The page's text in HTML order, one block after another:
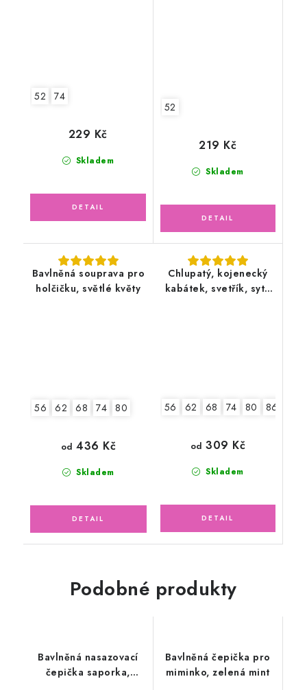
52 74
Skladem
229 Kč
52
Skladem
219 Kč
Bavlněná souprava pro
holčičku, světlé květy
56 62 68 74 80
Skladem
od 436 Kč
Chlupatý, kojenecký
kabátek, svetřík, sytě
56 62 68 74 80 86
Skladem
od 309 Kč
Podobné produkty
Bavlněná nasazovací
čepička saporka,
Bavlněná čepička pro
miminko, zelená mint